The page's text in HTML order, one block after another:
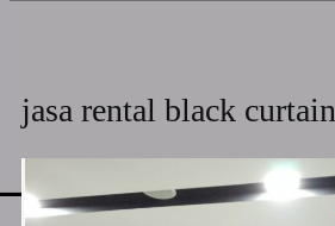
jasa rental black curtain